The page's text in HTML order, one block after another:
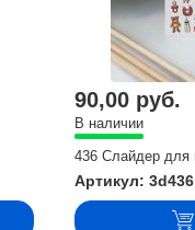
90,00 руб.
В наличии
436 Слайдер для
Артикул: 3d436